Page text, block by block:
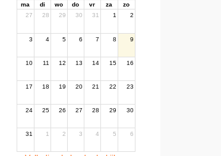
ma di wo do vr za
zo
27
28 29 30 31 1 2
3 4 5 6 7 8 9
10 11 12 13 14 15 16
17 18 19 20 21 22 23
24 25 26 27 28 29 30
31 1 2 3 4 5 6